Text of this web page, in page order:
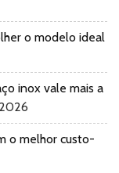
o modelo ideal
inox vale mais a
o melhor custo-